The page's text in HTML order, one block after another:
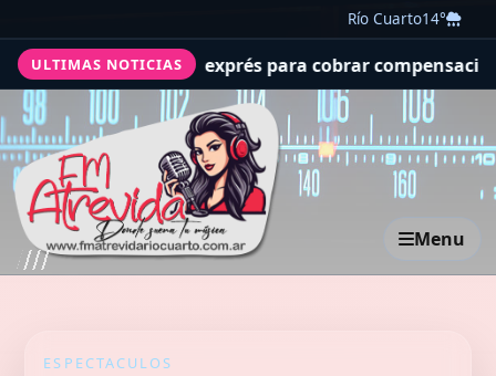
Río Cuarto14°
ULTIMAS NOTICIAS
para cobrar compensaciones de militares caídos
Menu
ESPECTACULOS